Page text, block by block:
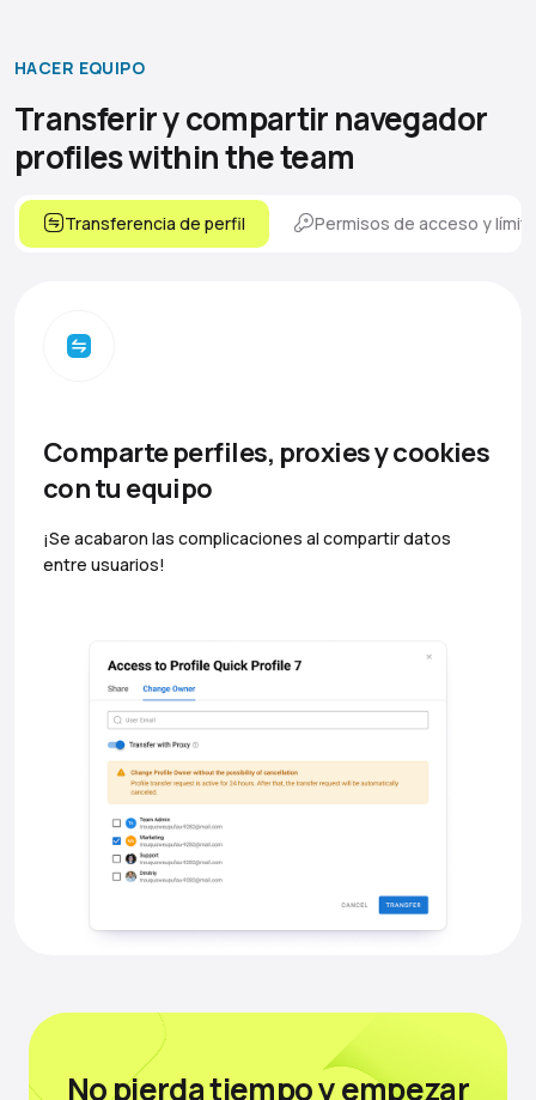
HACER EQUIPO
Transferir y compartir navegador
profiles within the team
Transferencia de perfil Permisos de acceso y
Comparte perfiles, proxies y cookies
con tu equipo
¡Se acabaron las complicaciones al compartir datos
entre usuarios!
No pierda tiempoy empezar